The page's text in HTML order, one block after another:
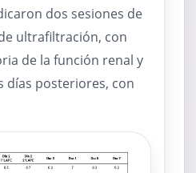
dos sesiones de
ultrafiltración, con
de la función renal y
días posteriores, con